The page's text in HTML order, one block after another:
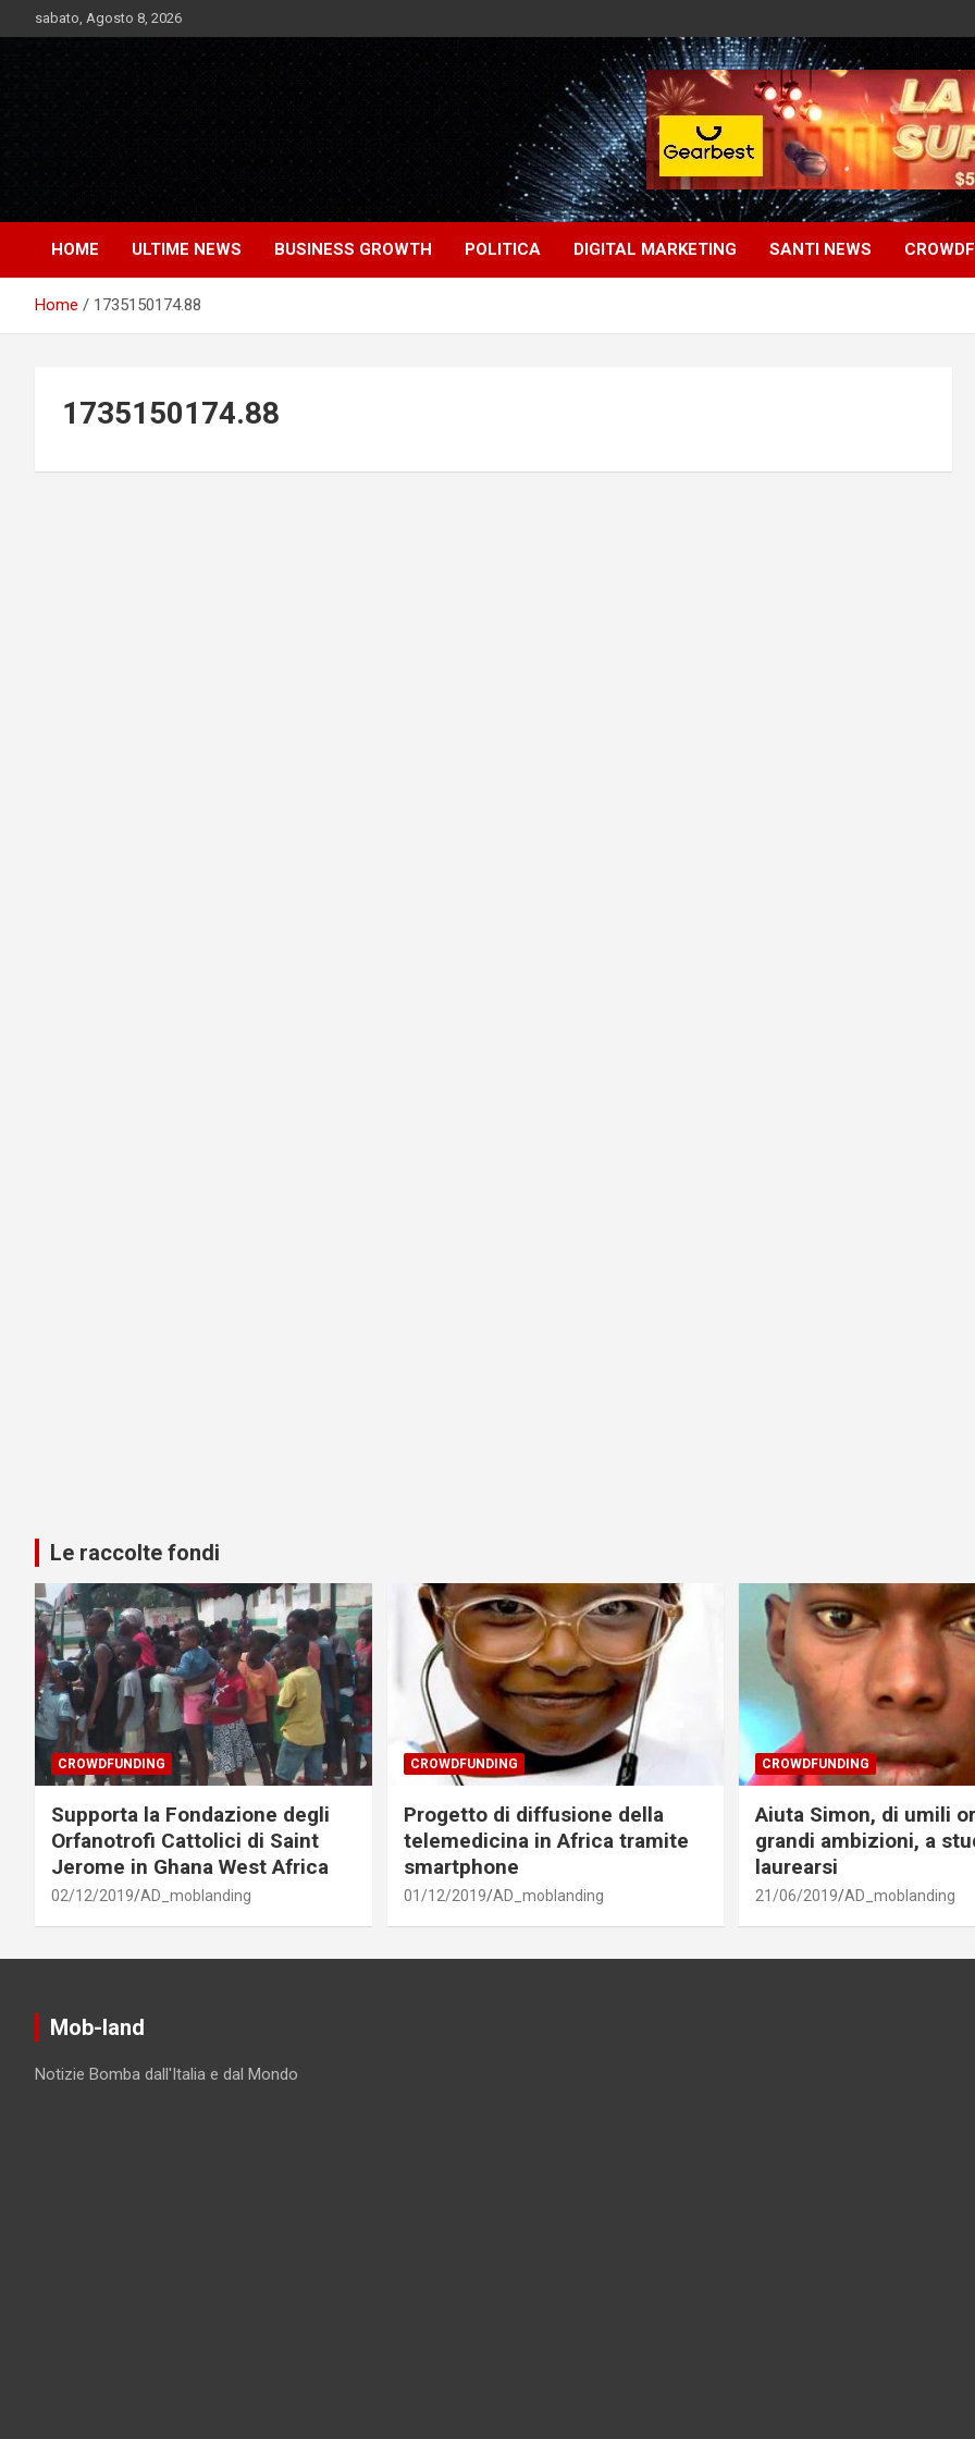
to
sabato, Agosto 8, 2026
Market News
Notizie Bomba dall'Italia e dal Mondo
HOME ULTIME NEWS BUSINESS GROWTH POLITICA DIGITAL MARKETING SANTI NEWS
Home 1735150174.88
1735150174.88
Le raccolte fondi
CROWDFUNDING
Supporta la Fondazione degli
Orfanotrofi Cattolici di Saint
Jerome in Ghana West Africa
02/12/2019 AD_moblanding
CROWDFUNDING
Progetto di diffusione della
telemedicina in Africa tramite
smartphone
01/12/2019 AD_moblanding
CROWDFUNDING
Aiuta Simon, di umili
grandi ambizioni, a
laurearsi
21/06/2019 AD_moblanding
Mob-land
Notizie Bomba dall'Italia e dal Mondo